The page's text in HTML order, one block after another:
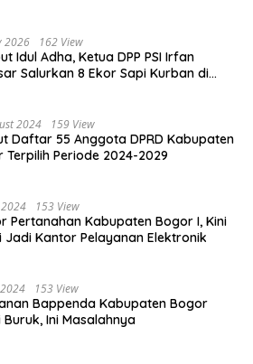
2026 162 View
Idul Adha, Ketua DPP PSI Irfan
Salurkan 8 Ekor Sapi Kurban di
2024 159 View
Daftar 55 Anggota DPRD Kabupaten
Terpilih Periode 2024-2029
153 View
Pertanahan Kabupaten Bogor I, Kini
Jadi Kantor Pelayanan Elektronik
153 View
Bappenda Kabupaten Bogor
Buruk, Ini Masalahnya